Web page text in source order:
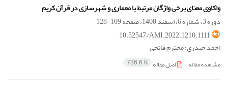
واکاوی معنای برخی واژگان مرتبط با معماری و شهرسازی در قرآن کریم
دوره 3، شماره 6، اسفند 1400، صفحه
109-128
10.52547/AMI.2022.1210.1111
احمد حیدری؛ محترم فاتحی
مشاهده مقاله اصل مقاله 736.6 K